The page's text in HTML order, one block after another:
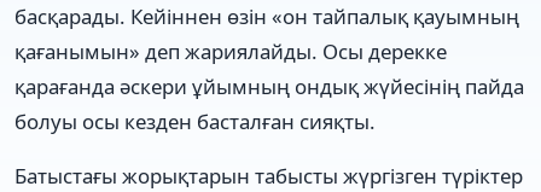
басқарады. Кейіннен өзін «он тайпалық қауымның
қағанымын» деп жариялайды. Осы дерекке
қарағанда әскери ұйымның ондық жүйесінің пайда
болуы осы кезден басталған сияқты.
Батыстағы жорықтарын табысты жүргізген түріктер